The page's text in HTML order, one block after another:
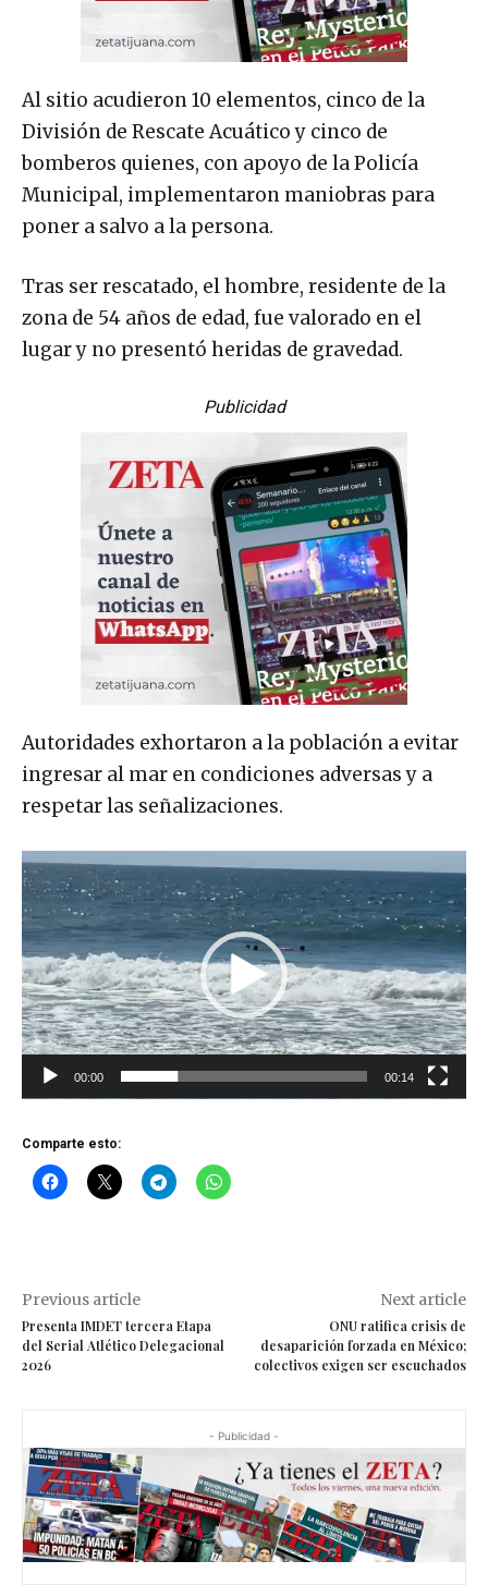
Al sitio acudieron 10 elementos, cinco de la
División de Rescate Acuático y cinco de
bomberos quienes, con apoyo de la Policía
Municipal, implementaron maniobras para
poner a salvo a la persona.
Tras ser rescatado, el hombre, residente de la
zona de 54 años de edad, fue valorado en el
lugar y no presentó heridas de gravedad.
Publicidad
Autoridades exhortaron a la población a evitar
ingresar al mar en condiciones adversas y a
respetar las señalizaciones.
R
p
r
o
d
u
o
í
d
e
00:00 00:14
Comparte esto:
Previous article
Presenta IMDET tercera Etapa
del Serial Atlético Delegacional
2026
Next article
ONU ratifica crisis de
desaparición forzada en México;
colectivos exigen ser escuchados
- Publicidad -